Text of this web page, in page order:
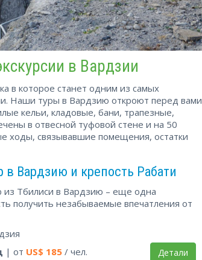
в Вардзии
в которое станет одним из самых
Наши туры в Вардзию откроют перед вами
кельи, кладовые, бани, трапезные,
в отвесной туфовой стене и на 50
ходы, связывавшие помещения, остатки
Вардзию и крепость Рабати
Тбилиси в Вардзию – еще одна
получить незабываемые впечатления от
| от US$ 185 / чел. Детали